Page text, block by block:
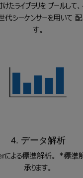
たライブラリを プールして
シーケンサーを用いて
す。
4. データ解析
よる標準解析。 *標準
承ります。